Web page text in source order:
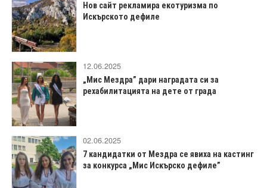
Нов сайт рекламира екотуризма по
Искърското дефиле
12.06.2025
„Мис Мездра” дари наградата си за
рехабилитацията на дете от града
02.06.2025
7 кандидатки от Мездра се явиха на кастинг
за конкурса „Мис Искърско дефиле”